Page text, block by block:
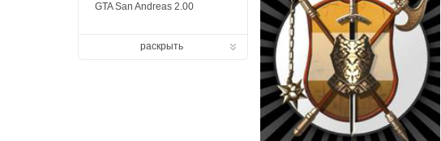
GTA San Andreas 2.00
раскрыть